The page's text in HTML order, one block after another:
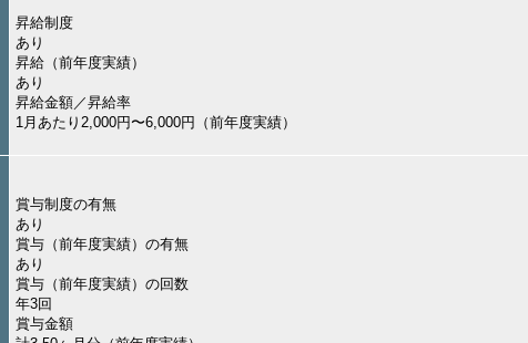
昇給制度
あり
昇給（前年度実績）
あり
昇給金額／昇給率
1月あたり2,000円〜6,000円（前年度実績）
賞与制度の有無
あり
賞与（前年度実績）の有無
あり
賞与（前年度実績）の回数
年3回
賞与金額